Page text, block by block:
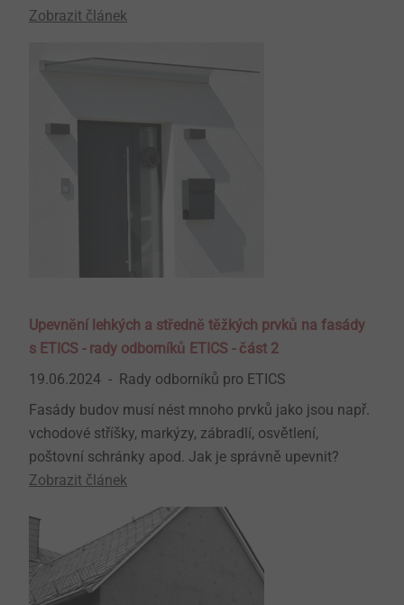
Zobrazit článek
Upevnění lehkých a středně těžkých prvků na fasády
s ETICS - rady odborníků ETICS - část 2
19.06.2024
Rady odborníků pro ETICS
Fasády budov musí nést mnoho prvků jako jsou např.
vchodové stříšky, markýzy, zábradlí, osvětlení,
poštovní schránky apod. Jak je správně upevnit?
Zobrazit článek